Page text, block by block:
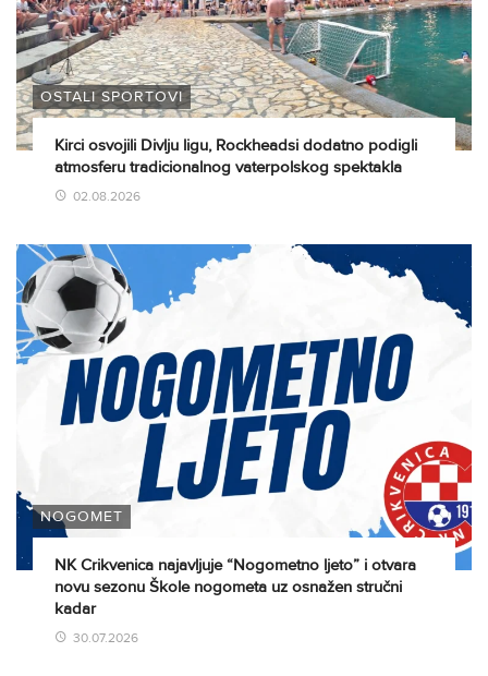
OSTALI SPORTOVI
Kirci osvojili Divlju ligu, Rockheadsi dodatno podigli
atmosferu tradicionalnog vaterpolskog spektakla
02.08.2026
NOGOMET
NK Crikvenica najavljuje “Nogometno ljeto” i otvara
novu sezonu Škole nogometa uz osnažen stručni
kadar
30.07.2026